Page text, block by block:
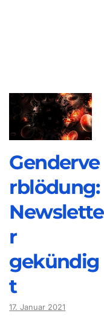
Genderve
rblödung:
Newslette
r
gekündig
t
17. Januar 2021